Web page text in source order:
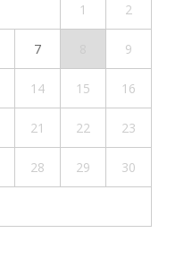
1 2
7 9
14 15 16
21 22 23
28 29 30